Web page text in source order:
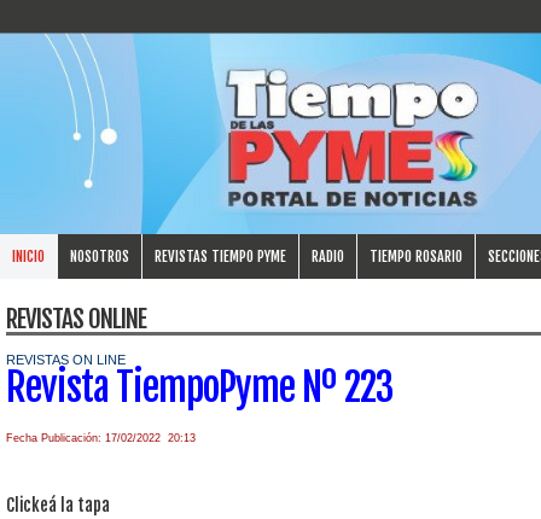
INICIO NOSOTROS REVISTAS TIEMPO PYME RADIO TIEMPO ROSARIO
REVISTAS ONLINE
REVISTAS ON LINE
Revista TiempoPyme Nº 223
Fecha Publicación: 17/02/2022 20:13
Clickeá la tapa